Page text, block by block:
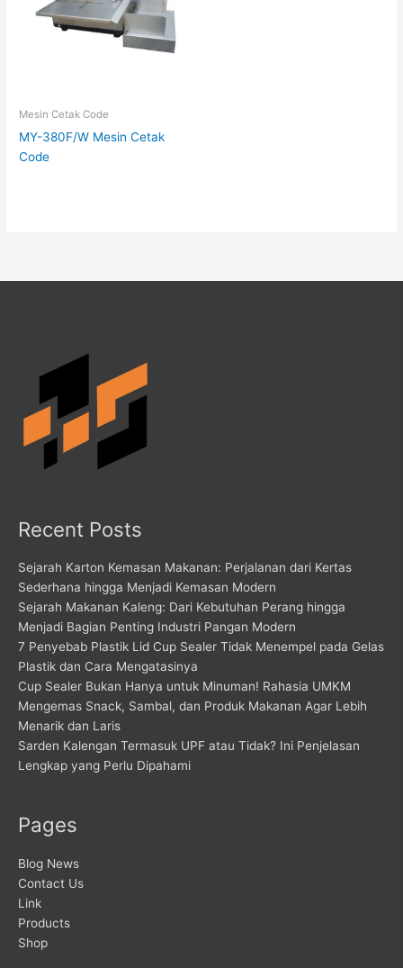
Mesin Cetak Code
MY-380F/W Mesin Cetak
Code
Recent Posts
Sejarah Karton Kemasan Makanan: Perjalanan dari Kertas
Sederhana hingga Menjadi Kemasan Modern
Sejarah Makanan Kaleng: Dari Kebutuhan Perang hingga
Menjadi Bagian Penting Industri Pangan Modern
7 Penyebab Plastik Lid Cup Sealer Tidak Menempel pada Gelas
Plastik dan Cara Mengatasinya
Cup Sealer Bukan Hanya untuk Minuman! Rahasia UMKM
Mengemas Snack, Sambal, dan Produk Makanan Agar Lebih
Menarik dan Laris
Sarden Kalengan Termasuk UPF atau Tidak? Ini Penjelasan
Lengkap yang Perlu Dipahami
Pages
Blog News
Contact Us
Link
Products
Shop